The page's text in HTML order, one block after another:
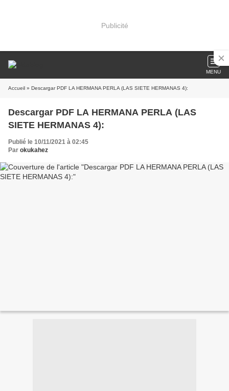
Publicité
MENU
Accueil » Descargar PDF LA HERMANA PERLA (LAS SIETE HERMANAS 4):
Descargar PDF LA HERMANA PERLA (LAS
SIETE HERMANAS 4):
Publié le 10/11/2021 à 02:45
Par okukahez